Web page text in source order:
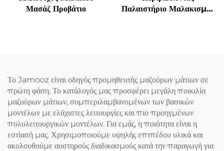
Μασάζ Προβάτιο
Παλαιστήριο Μαλακισμού
Το Jamooz είναι οδηγός προμηθευτής μαζούρων μάτιων σε
πρώτη φάση. Το κατάλογός μας προσφέρει μεγάλη ποικιλία
μαζούρων μάτιων, συμπεριλαμβανομένων των βασικών
μοντέλων με ελάχιστες λειτουργίες και πιο προηγμένων
πολυλειτουργικών μοντέλων. Για εμάς, η ποιότητα είναι η
εστίασή μας. Χρησιμοποιούμε υψηλής επιπέδου υλικά και
ακολουθούμε αυστηρούς διαδικασμούς κατά την παραγωγή για